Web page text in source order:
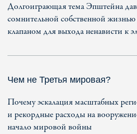
Долгоиграющая тема Эпштейна
сомнительной собственной жизнью
клапаном для выхода ненависти к
Чем не Третья мировая?
Почему эскалация масштабных
и рекордные расходы на
начало мировой войны